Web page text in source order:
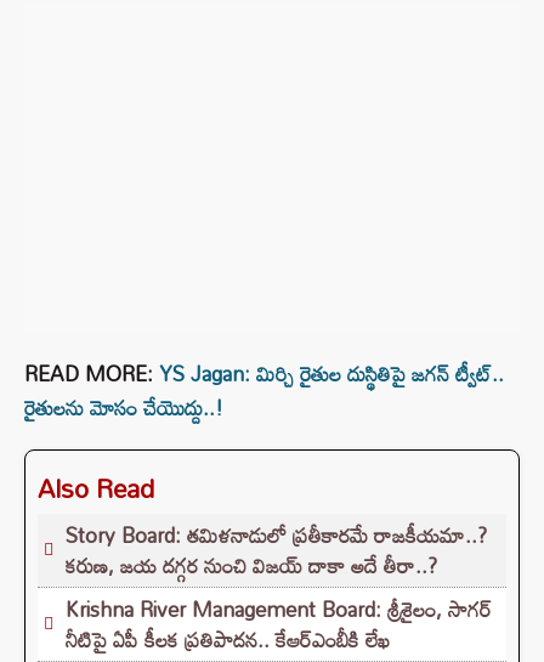
READ MORE:YS Jagan: మిర్చి రైతుల దుస్థితిపై జగన్‌ ట్వీట్..
రైతులను మోసం చేయొద్దు..!
Also Read
Story Board: తమిళనాడులో ప్రతీకారమే రాజకీయమా..?
కరుణ, జయ దగ్గర నుంచి విజయ్ దాకా అదే తీరా..?
Krishna River Management Board: శ్రీశైలం, సాగర్
నీటిపై ఏపీ కీలక ప్రతిపాదన.. కేఆర్ఎంబీకి లేఖ